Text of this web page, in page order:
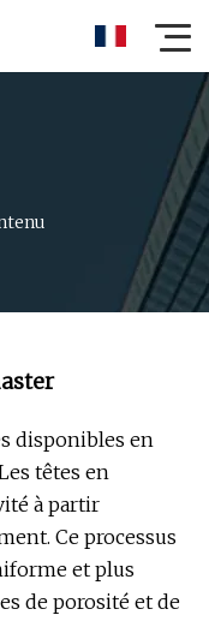
disponibles en
têtes en
à partir
Ce processus
et plus
de porosité et de